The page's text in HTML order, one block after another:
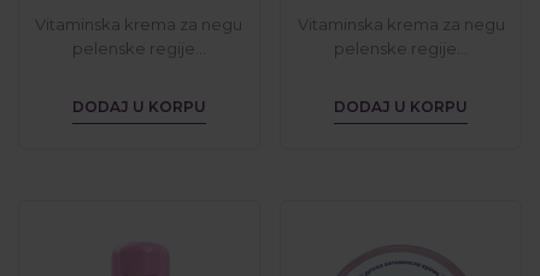
Vitaminska krema za negu
pelenske regije...
DODAJ U KORPU
Vitaminska krema za negu
pelenske regije...
DODAJ U KORPU